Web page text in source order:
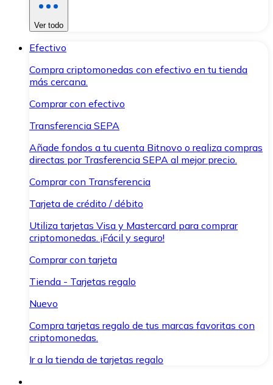
Ver todo
Efectivo
Compra criptomonedas con efectivo en tu tienda
más cercana.
Comprar con efectivo
Transferencia SEPA
Añade fondos a tu cuenta Bitnovo o realiza compras
directas por Trasferencia SEPA al mejor precio.
Comprar con Transferencia
Tarjeta de crédito / débito
Utiliza tarjetas Visa y Mastercard para comprar
criptomonedas. ¡Fácil y seguro!
Comprar con tarjeta
Tienda - Tarjetas regalo
Nuevo
Compra tarjetas regalo de tus marcas favoritas con
criptomonedas.
Ir a la tienda de tarjetas regalo